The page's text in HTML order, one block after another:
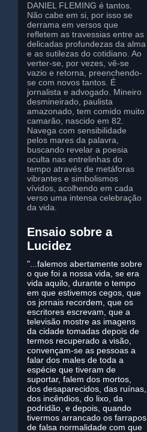
DANIEL FLEMING é tantos.
Não cabe em si, por isso se
derrama em versos que
refletem as travessias entre as
delicadas profundezas da alma
e as sutilezas do cotidiano. Ao
verter-se, por vezes, vê-se
vazio e retorna, preenchendo-
se com novos tantos. É
jornalista e advogado. Mineiro
desmineirado, paulista
amazonado, tem comido muito
camarão, nascido em 82.
Navega com sensibilidade
pelos mares da palavra,
buscando revelar a poesia
oculta nas entrelinhas do
tempo através de metáforas
vibrantes e simbolismos
vívidos, acolhendo em cada
verso uma intensa celebração
da vida.
Ensaio sobre a
Lucidez
"...falemos abertamente sobre
o que foi a nossa vida, se era
vida aquilo, durante o tempo
em que estivemos cegos, que
os jornais recordem, que os
escritores escrevam, que a
televisão mostre as imagens
da cidade tomadas depois de
termos recuperado a visão,
convençam-se as pessoas a
falar dos males de toda a
espécie que tiveram de
suportar, falem dos mortos,
dos desaparecidos, das ruínas,
dos incêndios, do lixo, da
podridão, e depois, quando
tivermos arrancado os farrapos
de falsa normalidade com que